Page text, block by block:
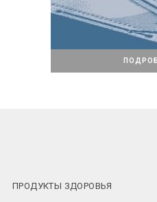
ПРОДУКТЫ ЗДОРОВЬЯ